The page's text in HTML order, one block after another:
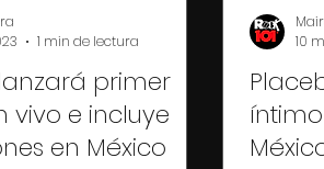
primer
vivo e incluye
en México
1 min de lectura
10